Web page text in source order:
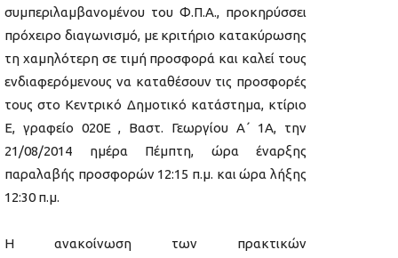
συμπεριλαμβανομένου του Φ.Π.Α., προκηρύσσει
πρόχειρο διαγωνισμό, με κριτήριο κατακύρωσης
τη χαμηλότερη σε τιμή προσφορά και καλεί τους
ενδιαφερόμενους να καταθέσουν τις προσφορές
τους στο Κεντρικό Δημοτικό κατάστημα, κτίριο
Ε, γραφείο 020Ε , Βαστ. Γεωργίου Α΄ 1Α, την
21/08/2014 ημέρα Πέμπτη, ώρα έναρξης
παραλαβής προσφορών 12:15 π.μ. και ώρα λήξης
12:30 π.μ.
Η ανακοίνωση των πρακτικών